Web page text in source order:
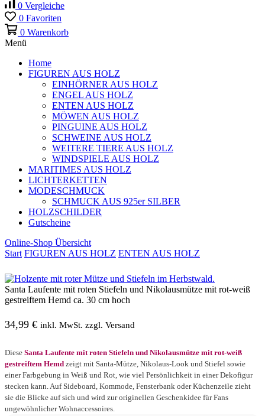
0 Vergleiche
0 Favoriten
0 Warenkorb
Menü
Home
FIGUREN AUS HOLZ
EINHÖRNER AUS HOLZ
ENGEL AUS HOLZ
ENTEN AUS HOLZ
MÖWEN AUS HOLZ
PINGUINE AUS HOLZ
SCHWEINE AUS HOLZ
WEITERE TIERE AUS HOLZ
WINDSPIELE AUS HOLZ
MARITIMES AUS HOLZ
LICHTERKETTEN
MODESCHMUCK
SCHMUCK AUS 925er SILBER
HOLZSCHILDER
Gutscheine
Online-Shop Übersicht
Start FIGUREN AUS HOLZ ENTEN AUS HOLZ
Santa Laufente mit roten Stiefeln und Nikolausmütze mit rot-weiß
gestreiftem Hemd ca. 30 cm hoch
34,99 € inkl. MwSt. zzgl. Versand
Diese Santa Laufente mit roten Stiefeln und Nikolausmütze mit rot-weiß
gestreiftem Hemd zeigt mit Santa-Mütze, Nikolaus-Look und Stiefel sowie
einer Farbgebung in Weiß und Rot, wie viel Persönlichkeit in einer Dekofigur
stecken kann. Auf Sideboard, Kommode, Fensterbank oder Küchenzeile zieht
sie die Blicke auf sich und wird zur originellen Geschenkidee für Fans
ungewöhnlicher Wohnaccessoires.